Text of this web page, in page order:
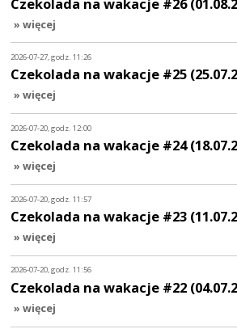
» więcej
2026-07-27, godz. 11:26
Czekolada na wakacje #25
» więcej
2026-07-20, godz. 12:00
Czekolada na wakacje #24
» więcej
2026-07-20, godz. 11:57
Czekolada na wakacje #23
» więcej
2026-07-20, godz. 11:56
Czekolada na wakacje #22
» więcej